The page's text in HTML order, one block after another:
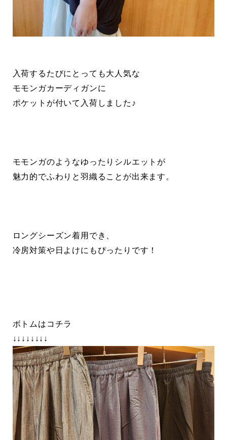
入荷するたびにとっても大人気な
モモンガカーディガンに
ポケットが付いて入荷しました♪
モモンガのようなゆったりシルエットが
魅力的でふわりと羽織ることが出来ます。
ロングシーズン着用でき、
冷房対策や日よけにもぴったりです！
ボトムはコチラ
↓↓↓↓↓↓↓↓